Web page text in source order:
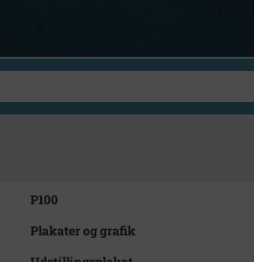
P100
Plakater og grafik